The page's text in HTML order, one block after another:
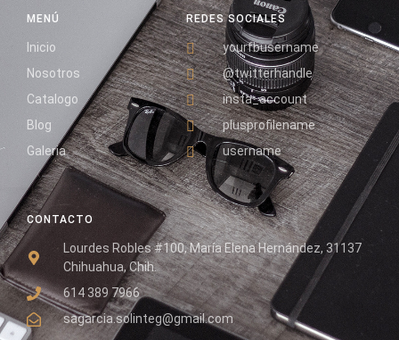
CONTACTO
Lourdes Robles #100, María Elena Hernández, 31137
Chihuahua, Chih.
614 389 7966
sagarcia.solinteg@gmail.com
REDES SOCIALES
yourfbusername
@twitterhandle
insta_account
plusprofilename
username
MENÚ
Inicio
Nosotros
Catalogo
Blog
Galeria